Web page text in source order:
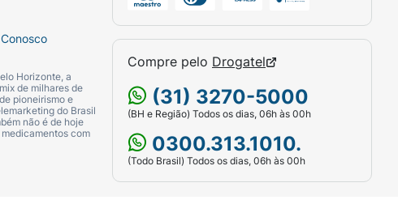
Horizonte, a
de milhares de
pioneirismo e
do Brasil
não é de hoje
com
Compre pelo Drogatel
(31) 3270-5000
(BH e Região) Todos os dias, 06h às 00h
0300.313.1010.
(Todo Brasil) Todos os dias, 06h às 00h